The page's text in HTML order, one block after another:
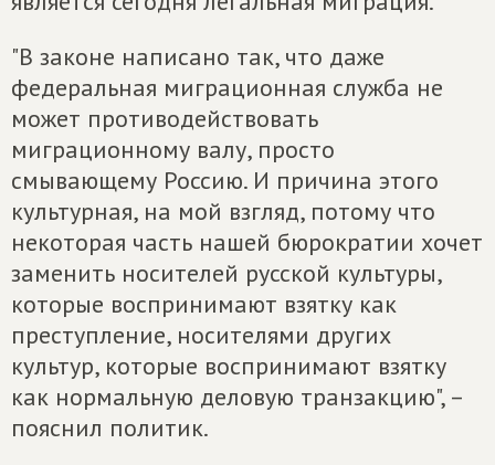
"В законе написано так, что даже
федеральная миграционная служба не
может противодействовать
миграционному валу, просто
смывающему Россию. И причина этого
культурная, на мой взгляд, потому что
некоторая часть нашей бюрократии хочет
заменить носителей русской культуры,
которые воспринимают взятку как
преступление, носителями других
культур, которые воспринимают взятку
как нормальную деловую транзакцию", –
пояснил политик.